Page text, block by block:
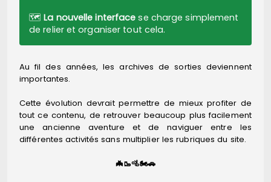
🗺️La nouvelle interface se charge simplement
de relier et organiser tout cela.
Au fil des années, les archives de sorties deviennent
importantes.
Cette évolution devrait permettre de mieux profiter de
tout ce contenu, de retrouver beaucoup plus facilement
une ancienne aventure et de naviguer entre les
différentes activités sans multiplier les rubriques du site.
🦇🥾🚵🏍️🚗